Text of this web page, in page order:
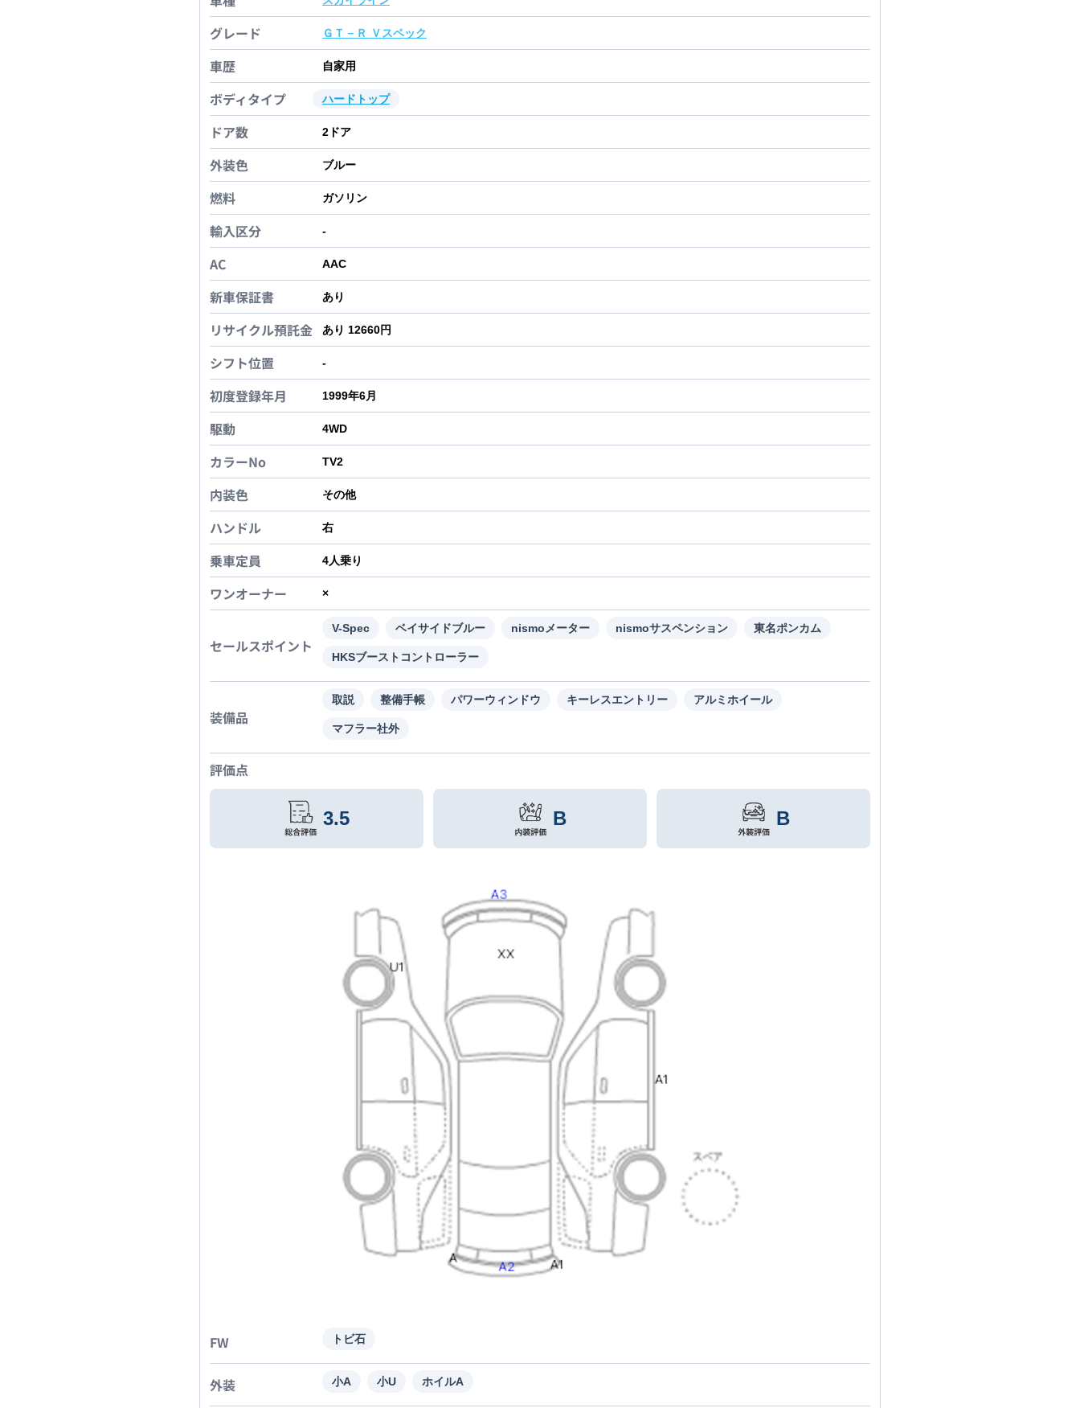
グレード ＧＴ－Ｒ Ｖスペック
車歴 自家用
ボディタイプ ハードトップ
ドア数 2 ドア
外装色 ブルー
燃料 ガソリン
輸入区分 -
AC AAC
新車保証書 あり
リサイクル預託金 あり 12660円
シフト位置 -
初度登録年月 1999年6月
駆動 4WD
カラーNo TV2
内装色 その他
ハンドル 右
乗車定員 4人乗り
ワンオーナー ×
セールスポイント
V-Spec ベイサイドブルー nismoメーター nismoサスペンション 東名ポンカム
HKSブーストコントローラー
装備品
取説 整備手帳 パワーウィンドウ キーレスエントリー アルミホイール
マフラー社外
評価点
3.5 B B
FW トビ石
外装 小A 小U ホイルA